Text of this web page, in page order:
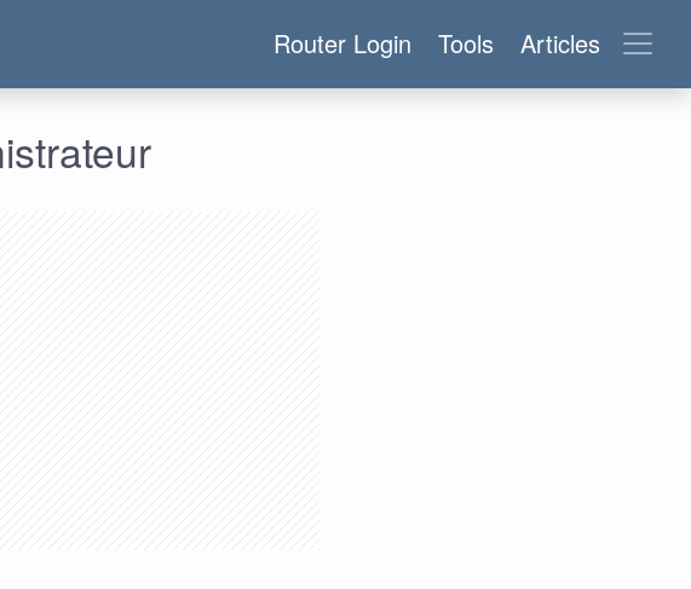
Router Login Tools Articles